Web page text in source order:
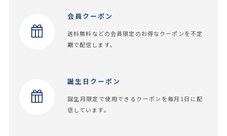
会員クーポン
送料無料などの会員限定のお得なクーポンを不定
期で配信します。
誕生日クーポン
誕生月限定で使用できるクーポンを毎月1日に配
信しています。